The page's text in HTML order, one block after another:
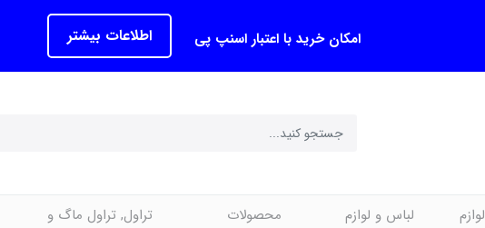
امکان خرید با اعتبار اسنپ پی اطلاعات بیشتر
لوازم
لباس و لوازم
محصولات
تراول, تراول ماگ و